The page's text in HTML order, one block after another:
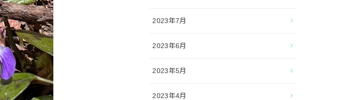
2023年7月
2023年6月
2023年5月
2023年4月